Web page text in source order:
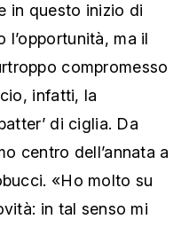
in questo inizio di
ma il
compromesso
infatti, la
di ciglia. Da
centro dell’annata a
«Ho molto su
in tal senso mi